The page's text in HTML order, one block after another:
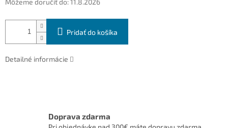
Môžeme doručiť do:11.8.2026
Pridať do košíka
Detailné informácie
Doprava zdarma